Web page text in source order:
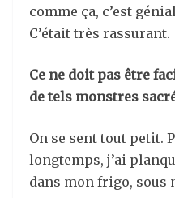
comme ça, c’est
C’était très rassurant.
Ce ne doit pas être
de tels monstres
On se sent tout petit.
longtemps, j’ai
dans mon frigo, sous